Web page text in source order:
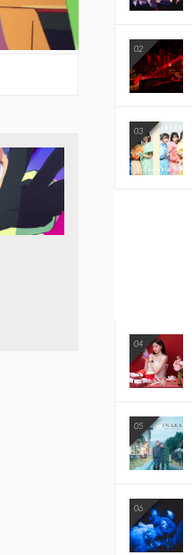
02
03
04
05
06